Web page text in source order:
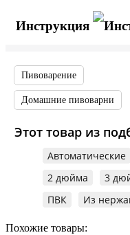
Инструкция
Пивоварение
Домашние пивоварни
Этот товар из
Автоматические
2 дюйма
3
ПВК
Из
Похожие товары: